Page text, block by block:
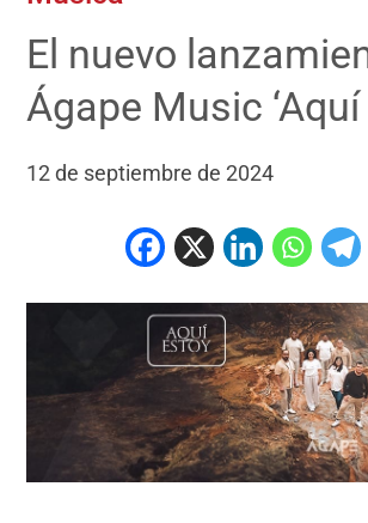
El nuevo
Ágape Music ‘Aquí
12 de septiembre de 2024